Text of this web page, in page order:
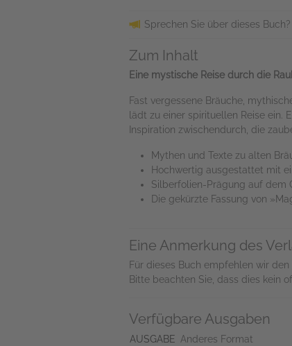
Sprechen Sie über dieses
Zum Inhalt
Eine mystische Reise durch die
Fast vergessene Bräuche,
lädt zu einer spirituellen Reise
Inspiration zwischendurch, die
Mythen und Texte zu alten
Hochwertig ausgestattet mit
Silberfolien-Prägung auf dem
Die gekürzte Fassung von
Eine Anmerkung des
Für dieses Buch empfehlen wir
Bitte beachten Sie, dass dies kein
Verfügbare Ausgaben
AUSGABE Anderes Format